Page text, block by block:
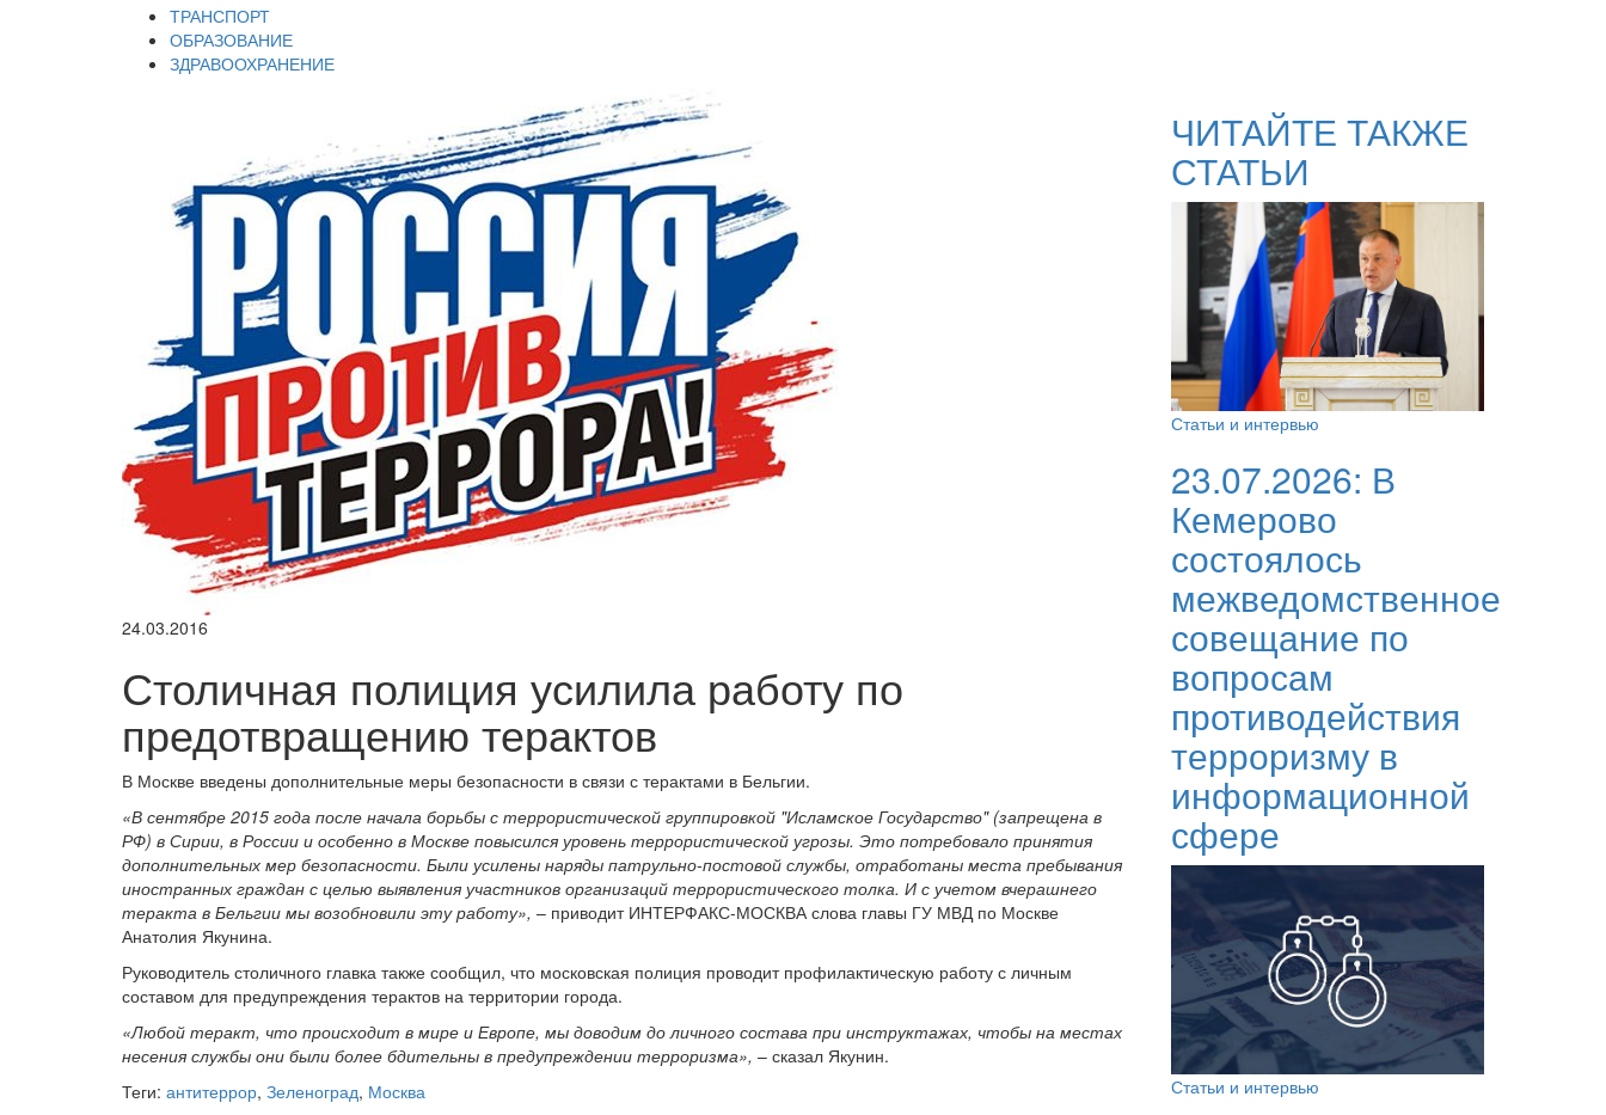
ТРАНСПОРТ
ОБРАЗОВАНИЕ
ЗДРАВООХРАНЕНИЕ
24.03.2016
Столичная полиция усилила работу по
предотвращению терактов
В Москве введены дополнительные меры безопасности в связи с терактами в Бельгии.
«В сентябре 2015 года после начала борьбы с террористической группировкой "Исламское Государство" (запрещена в
РФ) в Сирии, в России и особенно в Москве повысился уровень террористической угрозы. Это потребовало принятия
дополнительных мер безопасности. Были усилены наряды патрульно-постовой службы, отработаны места пребывания
иностранных граждан с целью выявления участников организаций террористического толка. И с учетом вчерашнего
теракта в Бельгии мы возобновили эту работу», – приводит ИНТЕРФАКС-МОСКВА слова главы ГУ МВД по Москве
Анатолия Якунина.
Руководитель столичного главка также сообщил, что московская полиция проводит профилактическую работу с личным
составом для предупреждения терактов на территории города.
«Любой теракт, что происходит в мире и Европе, мы доводим до личного состава при инструктажах, чтобы на местах
несения службы они были более бдительны в предупреждении терроризма», – сказал Якунин.
Теги: антитеррор, Зеленоград, Москва
ЧИТАЙТЕ ТАКЖЕ
СТАТЬИ
Статьи и интервью
23.07.2026: В
Кемерово
состоялось
межведомственное
совещание по
вопросам
противодействия
терроризму в
информационной
сфере
Статьи и интервью